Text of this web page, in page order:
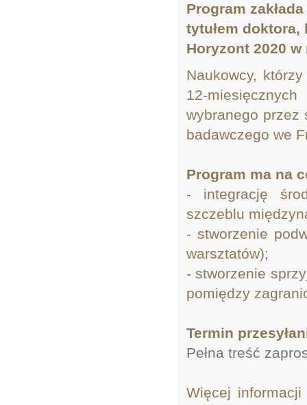
Program
tytułem
Horyzont 2020 w
Naukowcy,
12-
wybranego przez
badawczego we
Program ma na
- integrację
szczeblu
- stworzenie
warsztatów);
- stworzenie
pomiędzy
Termin
Pełna treść
Więcej